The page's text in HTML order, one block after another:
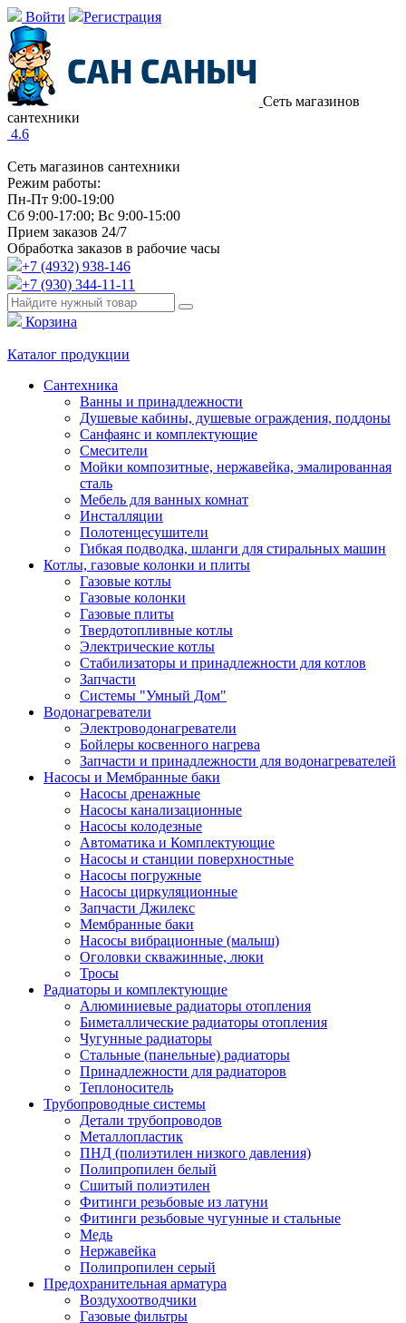
Войти Регистрация
Сеть магазинов
сантехники
4.6
Сеть магазинов сантехники
Режим работы:
Пн-Пт 9:00-19:00
Сб 9:00-17:00; Вс 9:00-15:00
Прием заказов 24/7
Обработка заказов в рабочие часы
+7 (4932) 938-146
+7 (930) 344-11-11
Корзина
Каталог продукции
Сантехника
Ванны и принадлежности
Душевые кабины, душевые ограждения, поддоны
Санфаянс и комплектующие
Смесители
Мойки композитные, нержавейка, эмалированная
сталь
Мебель для ванных комнат
Инсталляции
Полотенцесушители
Гибкая подводка, шланги для стиральных машин
Котлы, газовые колонки и плиты
Газовые котлы
Газовые колонки
Газовые плиты
Твердотопливные котлы
Электрические котлы
Стабилизаторы и принадлежности для котлов
Запчасти
Системы "Умный Дом"
Водонагреватели
Электроводонагреватели
Бойлеры косвенного нагрева
Запчасти и принадлежности для водонагревателей
Насосы и Мембранные баки
Насосы дренажные
Насосы канализационные
Насосы колодезные
Автоматика и Комплектующие
Насосы и станции поверхностные
Насосы погружные
Насосы циркуляционные
Запчасти Джилекс
Мембранные баки
Насосы вибрационные (малыш)
Оголовки скважинные, люки
Тросы
Радиаторы и комплектующие
Алюминиевые радиаторы отопления
Биметаллические радиаторы отопления
Чугунные радиаторы
Стальные (панельные) радиаторы
Принадлежности для радиаторов
Теплоноситель
Трубопроводные системы
Детали трубопроводов
Металлопластик
ПНД (полиэтилен низкого давления)
Полипропилен белый
Сшитый полиэтилен
Фитинги резьбовые из латуни
Фитинги резьбовые чугунные и стальные
Медь
Нержавейка
Полипропилен серый
Предохранительная арматура
Воздухоотводчики
Газовые фильтры